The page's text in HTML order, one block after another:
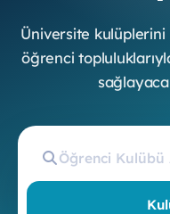
Üniversite
öğrenci